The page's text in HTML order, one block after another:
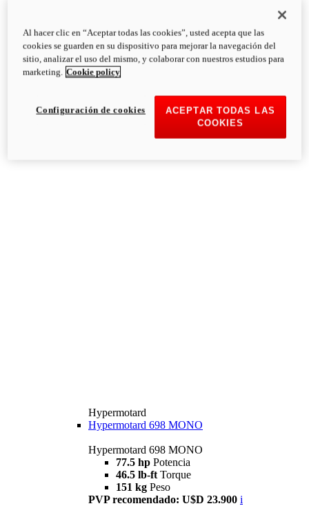
Hypermotard
Hypermotard 698 MONO
Hypermotard 698 MONO
77.5 hp Potencia
46.5 lb-ft Torque
151 kg Peso
PVP recomendado: U$D 23.900 i
Al hacer clic en “Aceptar todas las cookies”, usted acepta que las
cookies se guarden en su dispositivo para mejorar la navegación del
sitio, analizar el uso del mismo, y colaborar con nuestros estudios para
marketing. Cookie policy
ACEPTAR TODAS LAS
COOKIES
Configuración de cookies